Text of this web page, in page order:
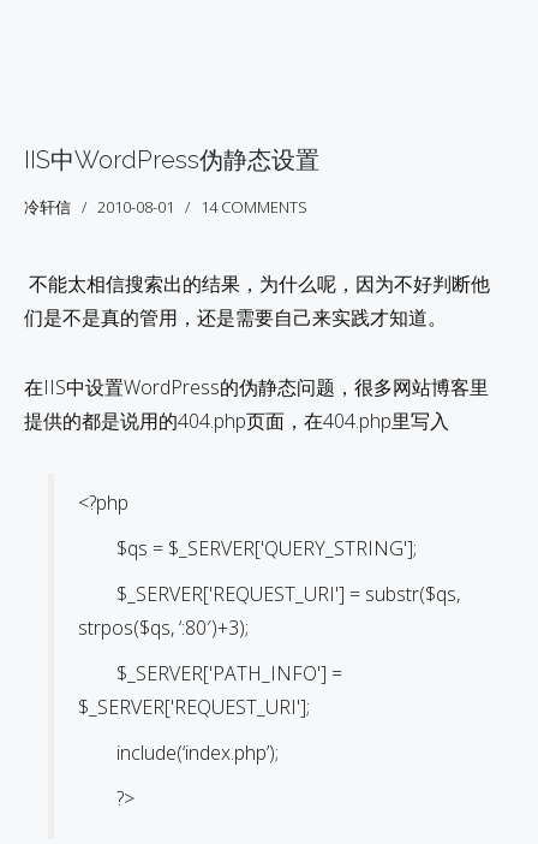
IIS中WordPress伪静态设置
冷轩信 2010-08-01 14 COMMENTS
不能太相信搜索出的结果，为什么呢，因为不好判断他
们是不是真的管用，还是需要自己来实践才知道。
在IIS中设置WordPress的伪静态问题，很多网站博客里
提供的都是说用的404.php页面，在404.php里写入
<?php
$qs = $_SERVER['QUERY_STRING'];
$_SERVER['REQUEST_URI'] = substr($qs,
strpos($qs, ‘:80′)+3);
$_SERVER['PATH_INFO'] =
$_SERVER['REQUEST_URI'];
include(‘index.php’);
?>